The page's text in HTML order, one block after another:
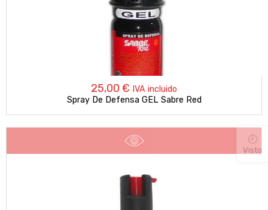
25,00 € IVA incluido
Spray De Defensa GEL Sabre Red
Visto